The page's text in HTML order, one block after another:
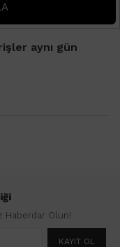
aynı gün
Haberdar Olun!
KAYIT OL